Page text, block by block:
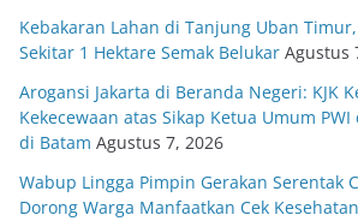
Kebakaran Lahan di Tanjung Uban
Sekitar 1 Hektare Semak Belukar Agustus
Arogansi Jakarta di Beranda Negeri: KJK
Kekecewaan atas Sikap Ketua Umum
di Batam Agustus 7, 2026
Wabup Lingga Pimpin Gerakan Serentak
Dorong Warga Manfaatkan Cek